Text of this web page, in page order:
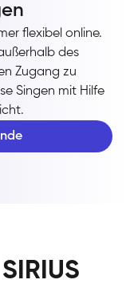
flexibel online.
des
Zugang zu
Singen mit Hilfe